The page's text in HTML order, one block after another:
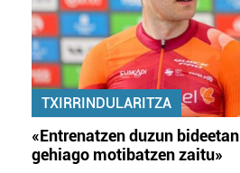
TXIRRINDULARITZA
«Entrenatzen duzun
gehiago motibatzen zaitu»